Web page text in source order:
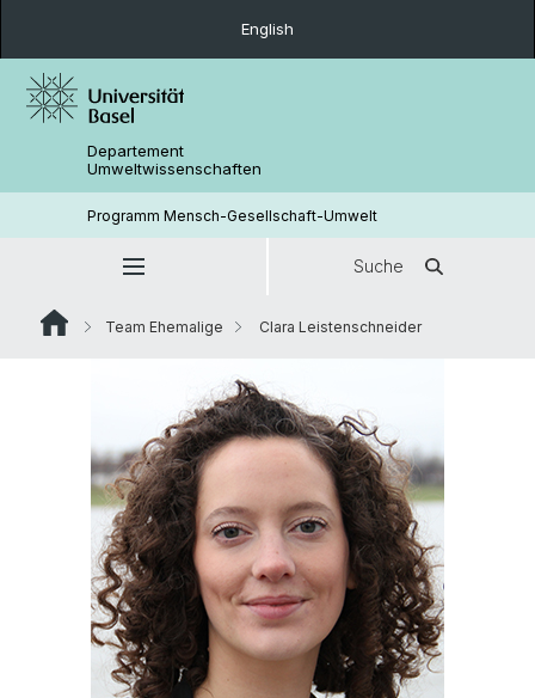
English
Departement
Umweltwissenschaften
Programm Mensch-Gesellschaft-Umwelt
Suche
Team Ehemalige Clara Leistenschneider